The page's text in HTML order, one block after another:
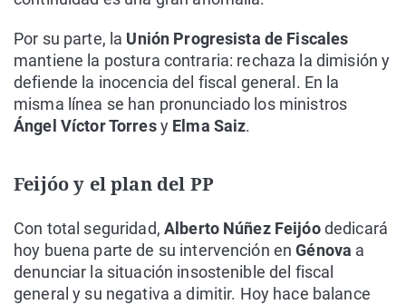
Por su parte, la Unión Progresista de Fiscales
mantiene la postura contraria: rechaza la dimisión y
defiende la inocencia del fiscal general. En la
misma línea se han pronunciado los ministros
Ángel Víctor Torresy Elma Saiz.
Feijóo y el plan del PP
Con total seguridad, Alberto Núñez Feijóodedicará
hoy buena parte de su intervención enGénova a
denunciar la situación insostenible del fiscal
general y su negativa a dimitir. Hoy hace balance